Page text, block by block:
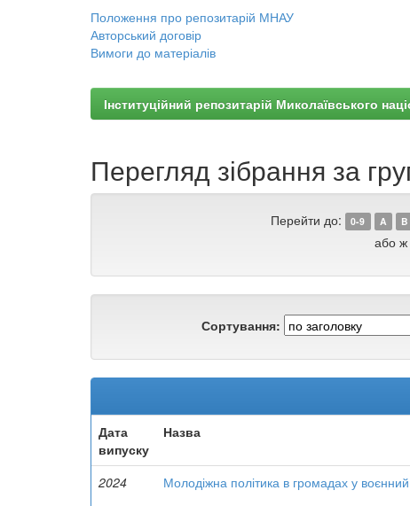
Положення про репозитарій МНАУ
Авторський договір
Вимоги до матеріалів
Інституційний репозитарій Миколаївського
Перегляд зібрання за
Перейти до: 0-9 A B
або ж
Сортування:
Дата
випуску
Назва
2024 Молодіжна політика в громадах у